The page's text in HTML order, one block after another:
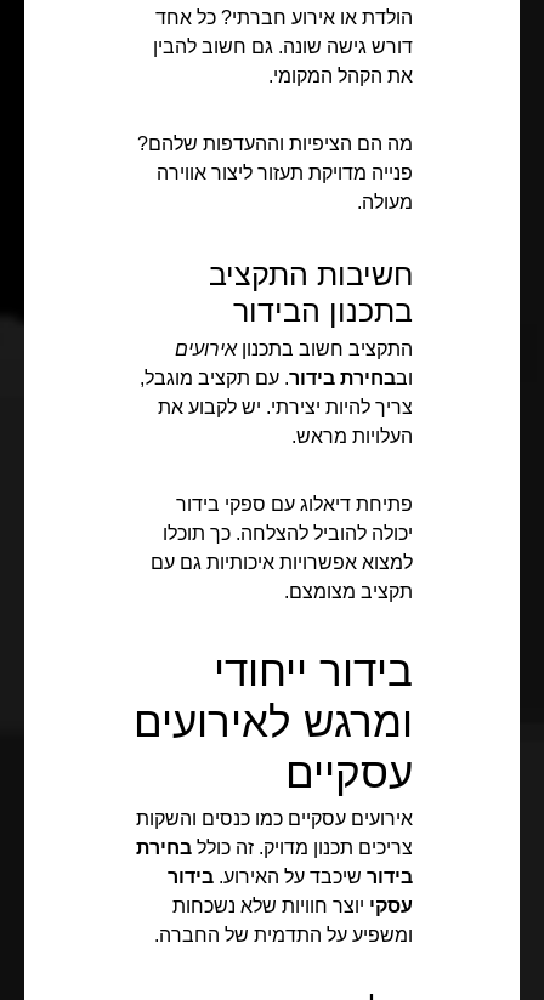
הולדת או אירוע חברתי? כל אחד
דורש גישה שונה. גם חשוב להבין
את הקהל המקומי.
מה הם הציפיות וההעדפות שלהם?
פנייה מדויקת תעזור ליצור אווירה
מעולה.
חשיבות התקציב
בתכנון הבידור
התקציב חשוב בתכנוןאירועים
ובבחירת בידור. עם תקציב מוגבל,
צריך להיות יצירתי. יש לקבוע את
העלויות מראש.
פתיחת דיאלוג עם ספקי בידור
יכולה להוביל להצלחה. כך תוכלו
למצוא אפשרויות איכותיות גם עם
תקציב מצומצם.
בידור ייחודי
ומרגש לאירועים
עסקיים
אירועים עסקיים כמו כנסים והשקות
צריכים תכנון מדויק. זה כולל בחירת
בידור שיכבד על האירוע. בידור
עסקי יוצר חוויות שלא נשכחות
ומשפיע על התדמית של החברה.